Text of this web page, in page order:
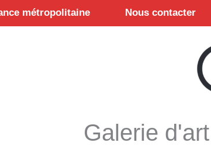
métropolitaine Nous contacter
Galerie